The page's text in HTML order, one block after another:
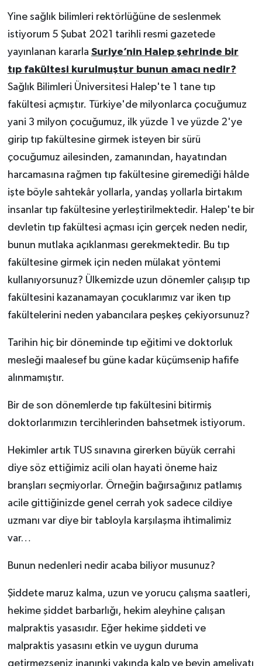
Yine sağlık bilimleri rektörlüğüne de seslenmek
istiyorum 5 Şubat 2021 tarihli resmi gazetede
yayınlanan kararla Suriye’nin Halep şehrinde bir
tıp fakültesi kurulmuştur bunun amacı nedir?
Sağlık Bilimleri Üniversitesi Halep'te 1 tane tıp
fakültesi açmıştır. Türkiye'de milyonlarca çocuğumuz
yani 3 milyon çocuğumuz, ilk yüzde 1 ve yüzde 2'ye
girip tıp fakültesine girmek isteyen bir sürü
çocuğumuz ailesinden, zamanından, hayatından
harcamasına rağmen tıp fakültesine giremediği hâlde
işte böyle sahtekâr yollarla, yandaş yollarla birtakım
insanlar tıp fakültesine yerleştirilmektedir. Halep'te bir
devletin tıp fakültesi açması için gerçek neden nedir,
bunun mutlaka açıklanması gerekmektedir. Bu tıp
fakültesine girmek için neden mülakat yöntemi
kullanıyorsunuz? Ülkemizde uzun dönemler çalışıp tıp
fakültesini kazanamayan çocuklarımız var iken tıp
fakültelerini neden yabancılara peşkeş çekiyorsunuz?
Tarihin hiç bir döneminde tıp eğitimi ve doktorluk
mesleği maalesef bu güne kadar küçümsenip hafife
alınmamıştır.
Bir de son dönemlerde tıp fakültesini bitirmiş
doktorlarımızın tercihlerinden bahsetmek istiyorum.
Hekimler artık TUS sınavına girerken büyük cerrahi
diye söz ettiğimiz acili olan hayati öneme haiz
branşları seçmiyorlar. Örneğin bağırsağınız patlamış
acile gittiğinizde genel cerrah yok sadece cildiye
uzmanı var diye bir tabloyla karşılaşma ihtimalimiz
var…
Bunun nedenleri nedir acaba biliyor musunuz?
Şiddete maruz kalma, uzun ve yorucu çalışma saatleri,
hekime şiddet barbarlığı, hekim aleyhine çalışan
malpraktis yasasıdır. Eğer hekime şiddeti ve
malpraktis yasasını etkin ve uygun duruma